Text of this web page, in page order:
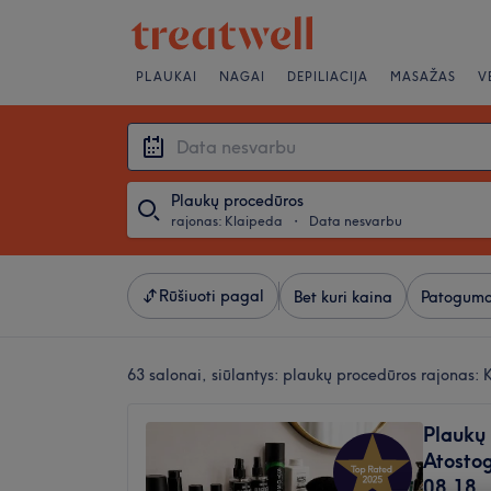
PLAUKAI NAGAI DEPILIACIJA MASAŽAS
Plaukų procedūros
rajonas: Klaipeda ・ Data nesvarbu
Rūšiuoti pagal Bet kuri kaina
63 salonai, siūlantys: plaukų procedūros rajonas: